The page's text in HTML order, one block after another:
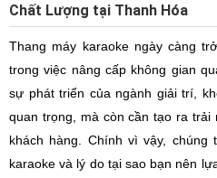
Chất Lượng tại Thanh Hóa
Thang máy karaoke ngày càng
trong việc nâng cấp không gian
sự phát triển của ngành giải trí,
quan trọng, mà còn cần tạo ra
khách hàng. Chính vì vậy,
karaoke và lý do tại sao bạn nên